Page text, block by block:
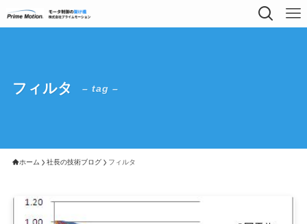
フィルタ – tag –
ホーム 社長の技術ブログ フィルタ